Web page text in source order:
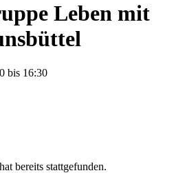
Leben mit
bis 16:30
bereits stattgefunden.